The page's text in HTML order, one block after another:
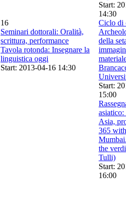
16
Seminari dottorali: Oralità,
scrittura, performance
Tavola rotonda: Insegnare la
linguistica oggi
Start: 2013-04-16 14:30
Start:
14:30
Ciclo di
della
Start:
15:00
Asia,
365
the
Tulli)
Start:
16:00